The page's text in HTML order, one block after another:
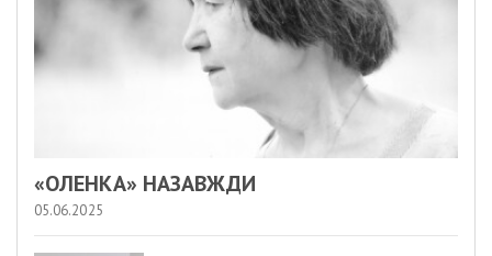
«ОЛЕНКА» НАЗАВЖДИ
05.06.2025